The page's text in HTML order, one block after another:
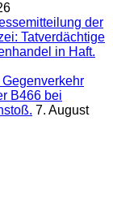
der
Tatverdächtige
in Haft.
B466 bei
7. August